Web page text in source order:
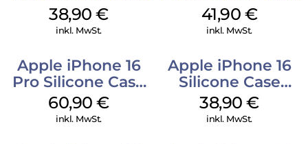
MagSafe Denim
38,90€
inkl. MwSt.
MagSafe Stone
Gray
41,90 €
inkl. MwSt.
Apple iPhone 16
Pro Silicone Case
MagSafe Stone
Gray
60,90€
inkl. MwSt.
Apple iPhone 16
Silicone Case
MagSafe
Ultramarine
38,90€
inkl. MwSt.